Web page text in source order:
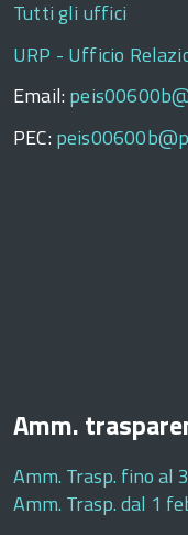
Tutti gli uffici
URP - Ufficio
Email:
PEC:
Amm.
Amm. Trasp. fino al
Amm. Trasp. dal 1